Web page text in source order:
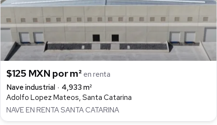
$125 MXN por m² en renta
Nave industrial
4,933 m²
Adolfo Lopez Mateos, Santa Catarina
NAVE EN RENTA SANTA CATARINA